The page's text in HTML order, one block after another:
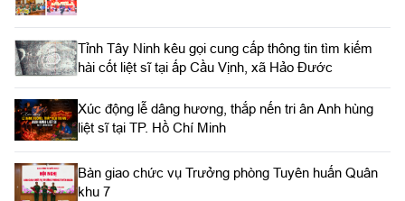
Tỉnh Tây Ninh kêu gọi cung cấp thông tin tìm kiếm
hài cốt liệt sĩ tại ấp Cầu Vịnh, xã Hảo Đước
Xúc động lễ dâng hương, thắp nến tri ân Anh hùng
liệt sĩ tại TP. Hồ Chí Minh
Bàn giao chức vụ Trưởng phòng Tuyên huấn Quân
khu 7